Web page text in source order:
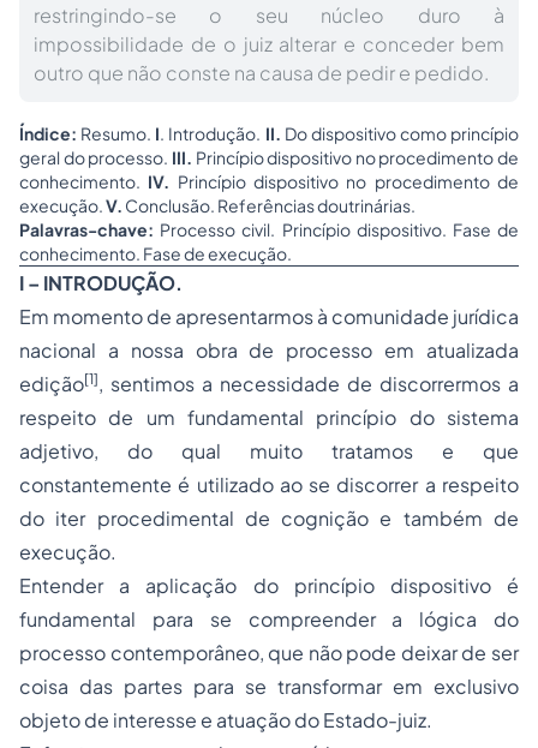
restringindo-se o seu núcleo duro à
impossibilidade de o juiz alterar e conceder bem
outro que não conste na causa de pedir e pedido.
Índice: Resumo. I. Introdução. II. Do dispositivo como princípio
geral do processo. III. Princípio dispositivo no procedimento de
conhecimento. IV. Princípio dispositivo no procedimento de
execução.V. Conclusão. Referências doutrinárias.
Palavras-chave: Processo civil. Princípio dispositivo. Fase de
conhecimento. Fase de execução.
I – INTRODUÇÃO.
Em momento de apresentarmos à comunidade jurídica
nacional a nossa obra de processo em atualizada
edição[1], sentimos a necessidade de discorrermos a
respeito de um fundamental princípio do sistema
adjetivo, do qual muito tratamos e que
constantemente é utilizado ao se discorrer a respeito
do iter procedimental de cognição e também de
execução.
Entender a aplicação do princípio dispositivo é
fundamental para se compreender a lógica do
processo contemporâneo, que não pode deixar de ser
coisa das partes para se transformar em exclusivo
objeto de interesse e atuação do Estado-juiz.